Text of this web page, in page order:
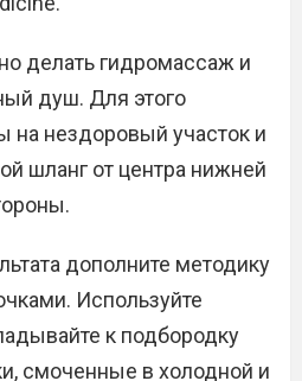
делать гидромассаж и
душ. Для этого
на нездоровый участок и
шланг от центра нижней
дополните методику
Используйте
к подбородку
смоченные в холодной и